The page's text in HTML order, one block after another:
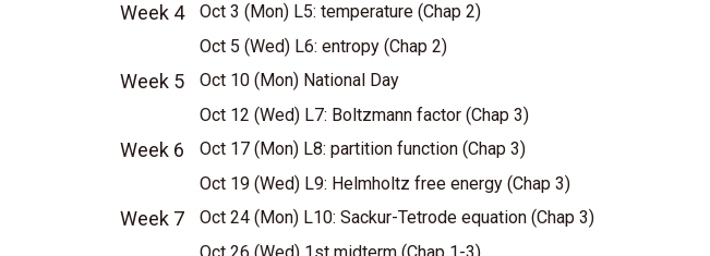
Week 4
Oct 3 (Mon) L5: temperature (Chap 2)
Oct 5 (Wed) L6: entropy (Chap 2)
Week 5
Oct 10 (Mon) National Day
Oct 12 (Wed) L7: Boltzmann factor (Chap 3)
Week 6
Oct 17 (Mon) L8: partition function (Chap 3)
Oct 19 (Wed) L9: Helmholtz free energy (Chap 3)
Week 7
Oct 24 (Mon) L10: Sackur-Tetrode equation (Chap 3)